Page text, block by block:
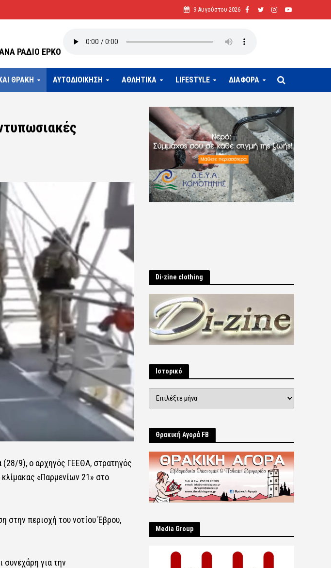
9 Αυγούστου 2026
ΡΑΔΙΟ ΕΡΚΟ
ΘΡΑΚΗ ΑΥΤΟΔΙΟΙΚΗΣΗ ΑΘΛΗΤΙΚΑ LIFESTYLE ΔΙΑΦΟΡΑ
(28/9), ο αρχηγός ΓΕΕΘΑ, στρατηγός
«Παρμενίων 21» στο
στην περιοχή του νοτίου Έβρου,
συνεχάρη για την
Di-zine clothing
Ιστορικό
Θρακική Αγορά FB
Μedia Group